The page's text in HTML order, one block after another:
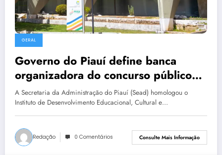
GERAL
Governo do Piauí define banca
organizadora do concurso público
unificado
A Secretaria da Administração do Piauí (Sead) homologou o
Instituto de Desenvolvimento Educacional, Cultural e…
Redação 0 Comentários Consulte Mais Informação